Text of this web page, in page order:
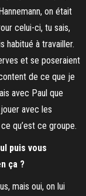
on était
celui-ci, tu sais,
habitué à travailler.
et se poseraient
de ce que je
avec Paul que
avec les
qu’est ce groupe.
puis vous
ça ?
mais oui, on lui